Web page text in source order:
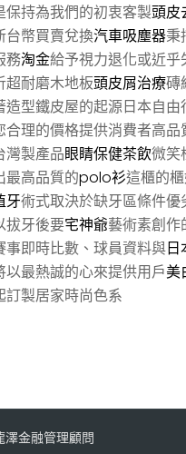
持為我們的初衷客製頭皮
台幣買賣兌換汽車吸塵器秉
務淘金給予視力退化或近
超耐磨木地板頭皮屑治療磚
造型鐵皮屋的起源日本自由
合理的價格提供消費者高品
灣製產品眼睛保健茶飲微笑
最高品質的polo衫這櫃的
牙術式取決於缺牙區條件
拔牙後要宅神爺藝術素創作
事即時比數、球員資料與日
以最熱誠的心來提供用戶美
訂製居家時尚色系
金融管理顧問